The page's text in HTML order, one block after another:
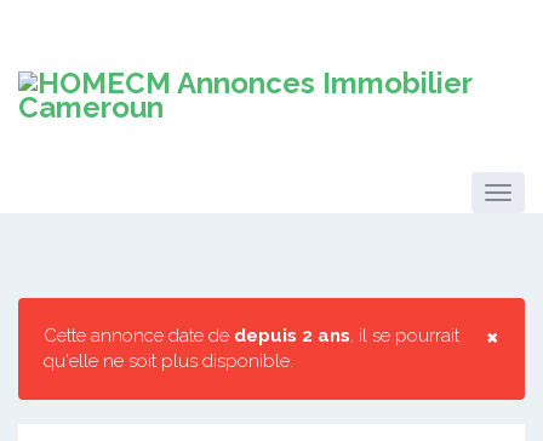
×
Cette annonce date de depuis 2 ans, il se pourrait
qu'elle ne soit plus disponible.